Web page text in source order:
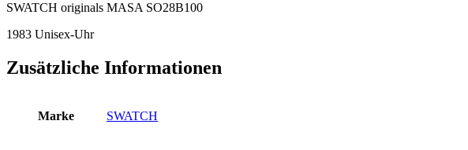
SWATCH originals MASA SO28B100
1983 Unisex-Uhr
Zusätzliche Informationen
Marke SWATCH